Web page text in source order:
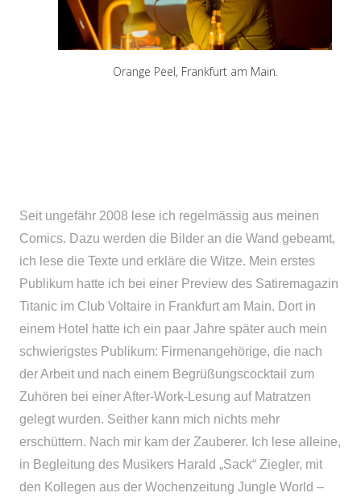
Orange Peel, Frankfurt am Main.
Seit ungefähr 2008 lese ich regelmässig aus meinen
Comics. Dazu werden die Bilder an die Wand gebeamt,
ich lese die Texte und erkläre die Witze. Mein erstes
Publikum hatte ich bei einer Preview des Satiremagazin
Titanic im Club Voltaire in Frankfurt am Main. Dort in
einem Hotel hatte ich ein paar Jahre später auch mein
schwierigstes Publikum: Firmenangehörige, die nach
der Arbeit und nach einem Begrüßungscocktail zum
Zuhören bei einer After-Work-Lesung auf Matratzen
gelegt wurden. Seither kann mich nichts mehr
erschüttern. Nach mir kam der Zauberer. Ich lese alleine,
in Begleitung des Musikers Harald „Sack“ Ziegler, mit
den Kollegen aus der Wochenzeitung Jungle World –